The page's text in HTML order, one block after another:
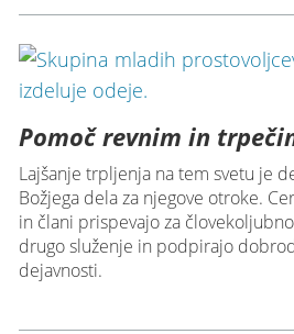
Pomoč revnim in
Lajšanje trpljenja na tem svetu je
Božjega dela za njegove otroke.
in člani prispevajo za
drugo služenje in podpirajo
dejavnosti.